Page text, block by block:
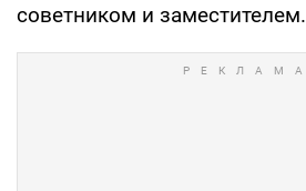
советником и заместителем.